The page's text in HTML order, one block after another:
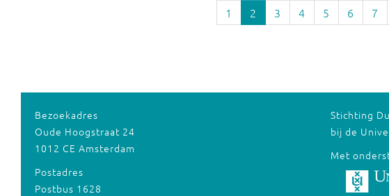
1 2 3 4 5 6 7
Bezoekadres
Oude Hoogstraat 24
1012 CE Amsterdam
Postadres
Postbus 1628
Stichting
bij de
Met